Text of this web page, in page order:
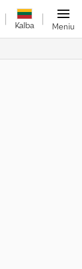
Kalba Meniu